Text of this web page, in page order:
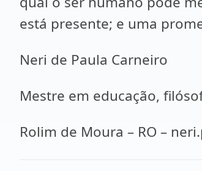
está presente; e uma
Neri de Paula Carneiro
Mestre em educação,
Rolim de Moura – RO –